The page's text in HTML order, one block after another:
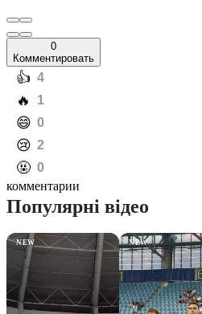
0
Комментировать
️👍 4
️🔥 1
️😄 0
️😢 2
️🤬 0
комментарии